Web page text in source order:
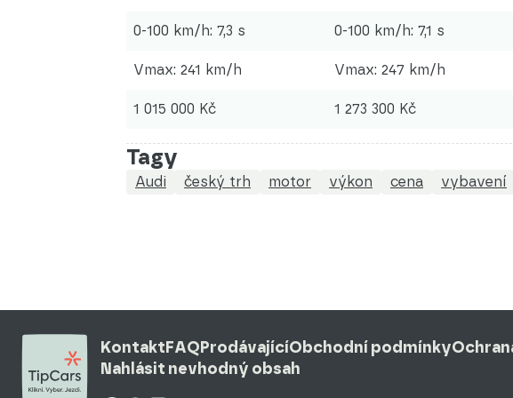
0-100 km/h: 7,3 s 0-100 km/h: 7,1 s
Vmax: 241 km/h Vmax: 247 km/h
1 015 000 Kč 1 273 300 Kč
Tagy
Audi český trh motor výkon cena vybavení
KontaktFAQProdávajícíObchodní podmínky
Nahlásit nevhodný obsah